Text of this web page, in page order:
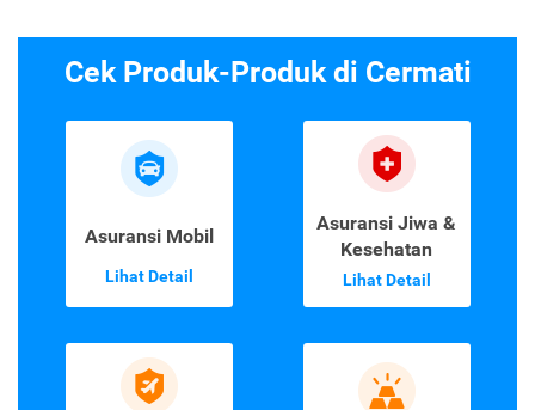
Cek Produk-Produk di Cermati
Asuransi Mobil
Lihat Detail
Asuransi Jiwa &
Kesehatan
Lihat Detail